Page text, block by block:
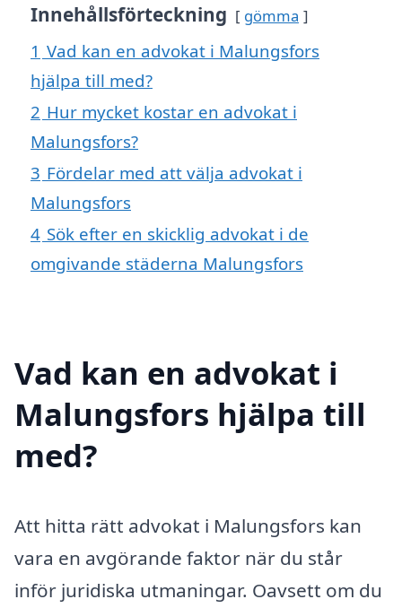
Innehållsförteckning gömma
1 Vad kan en advokat i Malungsfors
hjälpa till med?
2 Hur mycket kostar en advokat i
Malungsfors?
3 Fördelar med att välja advokat i
Malungsfors
4 Sök efter en skicklig advokat i de
omgivande städerna Malungsfors
Vad kan en advokat i
Malungsfors hjälpa till
med?
Att hitta rätt advokat i Malungsfors kan
vara en avgörande faktor när du står
inför juridiska utmaningar. Oavsett om du